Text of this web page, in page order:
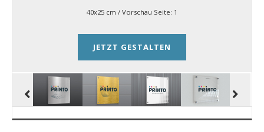
40x25 cm / Vorschau Seite: 1
JETZT GESTALTEN